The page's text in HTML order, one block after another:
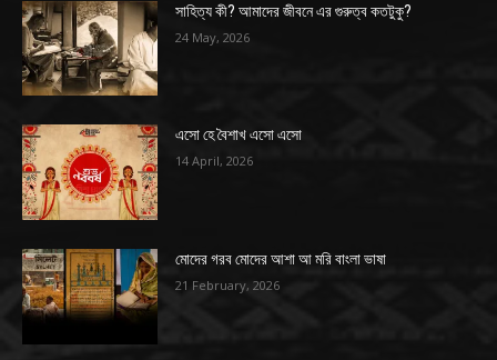
সাহিত্য কী? আমাদের জীবনে এর গুরুত্ব কতটুকু?
24 May, 2026
এসো হে বৈশাখ এসো এসো
14 April, 2026
মোদের গরব মোদের আশা আ মরি বাংলা ভাষা
21 February, 2026